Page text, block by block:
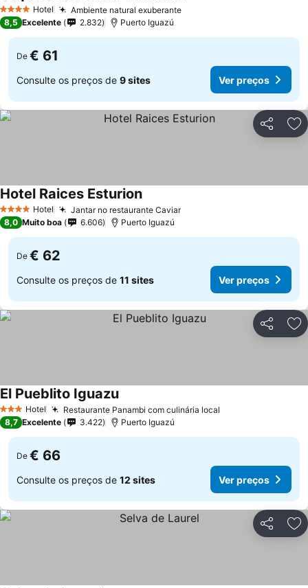
4 EstrelasHotel Ambiente natural exuberante
8,5 Excelente 2.832 Puerto Iguazú
De € 61
Consulte os preços de 9 sites Ver preços
Partilhar
4 EstrelasHotel Jantar no restaurante Caviar
Hotel Raices Esturion
8,0 Muito boa 6.606 Puerto Iguazú
De € 62
Consulte os preços de 11 sites Ver preços
Partilhar
3 EstrelasHotel Restaurante Panambi com culinária local
El Pueblito Iguazu
8,7 Excelente 3.422 Puerto Iguazú
De € 66
Consulte os preços de 12 sites Ver preços
Partilhar